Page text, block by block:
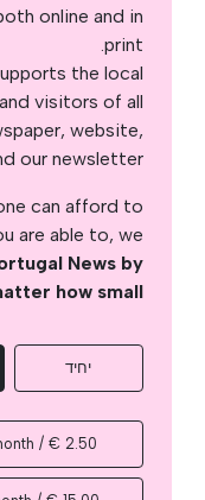
online and in
print.
the local
visitors of all
website,
our newsletter.
can afford to
are able to, we
News by
how small
יחיד
2.50 € / month